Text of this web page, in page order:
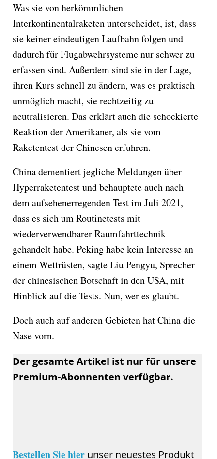
Was sie von herkömmlichen
Interkontinentalraketen unterscheidet, ist, dass
sie keiner eindeutigen Laufbahn folgen und
dadurch für Flugabwehrsysteme nur schwer zu
erfassen sind. Außerdem sind sie in der Lage,
ihren Kurs schnell zu ändern, was es praktisch
unmöglich macht, sie rechtzeitig zu
neutralisieren. Das erklärt auch die schockierte
Reaktion der Amerikaner, als sie vom
Raketentest der Chinesen erfuhren.
China dementiert jegliche Meldungen über
Hyperraketentest und behauptete auch nach
dem aufsehenerregenden Test im Juli 2021,
dass es sich um Routinetests mit
wiederverwendbarer Raumfahrttechnik
gehandelt habe. Peking habe kein Interesse an
einem Wettrüsten, sagte Liu Pengyu, Sprecher
der chinesischen Botschaft in den USA, mit
Hinblick auf die Tests. Nun, wer es glaubt.
Doch auch auf anderen Gebieten hat China die
Nase vorn.
Der gesamte Artikel ist nur für unsere
Premium-Abonnenten verfügbar.
Bestellen Sie hier unser neuestes Produkt